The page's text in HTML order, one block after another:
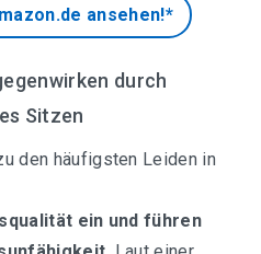
klappbarer Kopfstütze
ansehen!*
durch
Sitzen
den häufigsten Leiden in
ein und führen